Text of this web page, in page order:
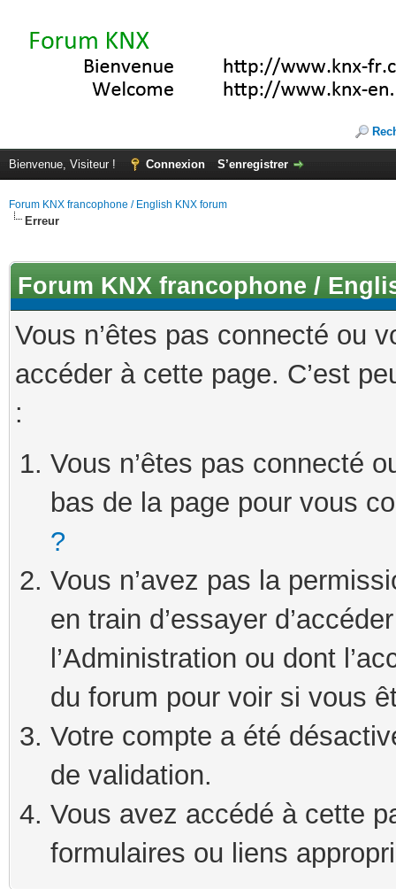
Bienvenue, Visiteur ! Connexion S’enregistrer
Forum KNX francophone / English KNX forum
Erreur
Forum KNX francophone /
Vous n’êtes pas connecté ou
accéder à cette page. C’est
:
Vous n’êtes pas connecté
bas de la page pour vous
?
Vous n’avez pas la
en train d’essayer
l’Administration ou dont
du forum pour voir si vous
Votre compte a été
de validation.
Vous avez accédé à cette
formulaires ou liens